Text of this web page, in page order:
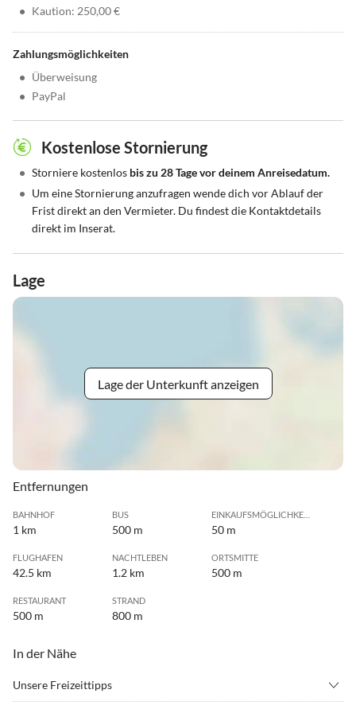
• Kaution: 250,00 €
Zahlungsmöglichkeiten
• Überweisung
• PayPal
Kostenlose Stornierung
• Storniere kostenlos bis zu 28 Tage vor deinem Anreisedatum.
• Um eine Stornierung anzufragen wende dich vor Ablauf der
Frist direkt an den Vermieter. Du findest die Kontaktdetails
direkt im Inserat.
Lage
Lage der Unterkunft anzeigen
Entfernungen
BAHNHOF
1 km
BUS
500 m
EINKAUFSMÖGLICHKEIT
50 m
FLUGHAFEN
42.5 km
NACHTLEBEN
1.2 km
ORTSMITTE
500 m
RESTAURANT
500 m
STRAND
800 m
In der Nähe
Unsere Freizeittipps